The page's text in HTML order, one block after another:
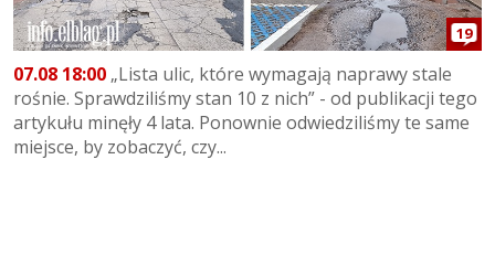
19
07.08 18:00 „Lista ulic, które wymagają naprawy stale
rośnie. Sprawdziliśmy stan 10 z nich” - od publikacji tego
artykułu minęły 4 lata. Ponownie odwiedziliśmy te same
miejsce, by zobaczyć, czy...